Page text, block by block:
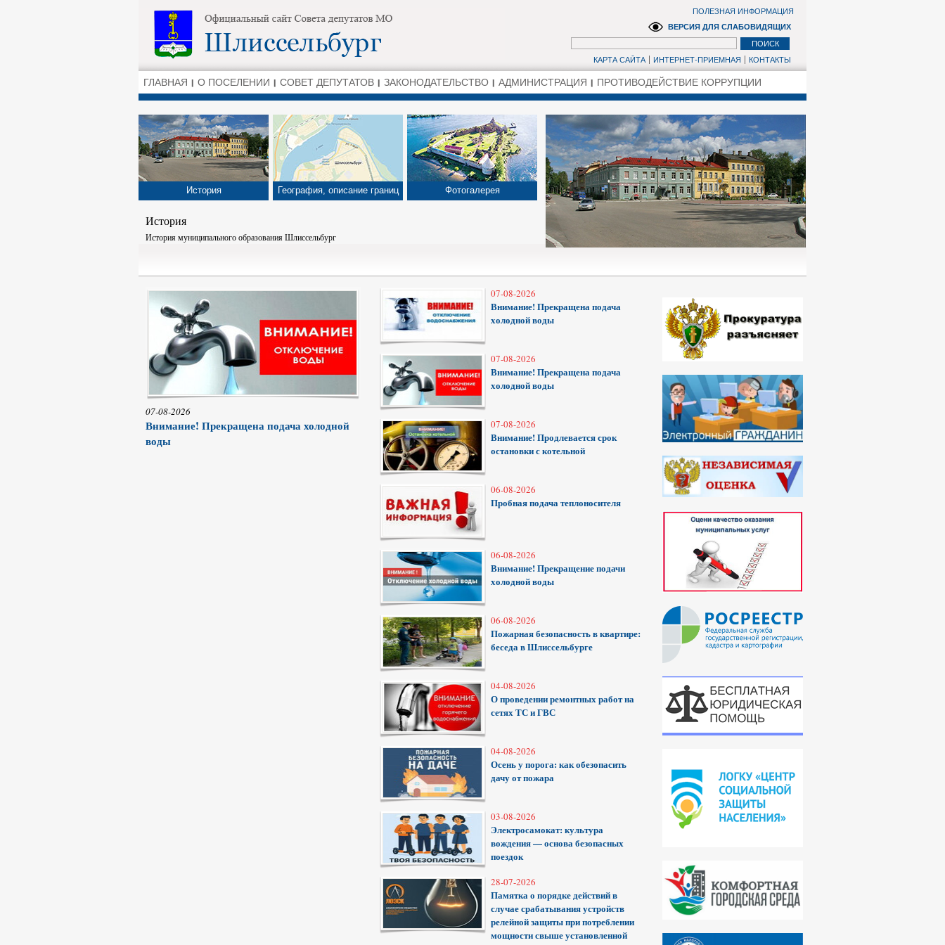
КАРТА САЙТА ИНТЕРНЕТ-ПРИЕМНАЯ КОНТАКТЫ
ВЕРСИЯ ДЛЯ СЛАБОВИДЯЩИХ
ПОЛЕЗНАЯ ИНФОРМАЦИЯ
ГЛАВНАЯ О ПОСЕЛЕНИИ СОВЕТ ДЕПУТАТОВ ЗАКОНОДАТЕЛЬСТВО АДМИНИСТРАЦИЯ ПРОТИВОДЕЙСТВИЕ КОРРУПЦИИ
История География, описание границ Фотогалерея
История
История муниципального образования Шлиссельбург
resource(4) of type (pgsql link)
07-08-2026
Внимание! Прекращена подача холодной
воды
07-08-2026
Внимание! Прекращена подача
холодной воды
07-08-2026
Внимание! Прекращена подача
холодной воды
07-08-2026
Внимание! Продлевается срок
остановки с котельной
06-08-2026
Пробная подача теплоносителя
06-08-2026
Внимание! Прекращение подачи
холодной воды
06-08-2026
Пожарная безопасность в квартире:
беседа в Шлиссельбурге
04-08-2026
О проведении ремонтных работ на
сетях ТС и ГВС
04-08-2026
Осень у порога: как обезопасить
дачу от пожара
03-08-2026
Электросамокат: культура
вождения — основа безопасных
поездок
28-07-2026
Памятка о порядке действий в
случае срабатывания устройств
релейной защиты при потреблении
мощности свыше установленной